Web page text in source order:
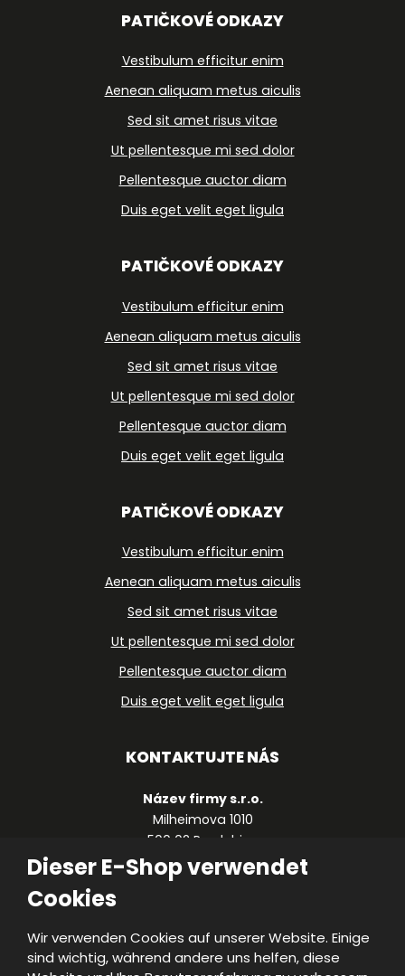
Dieser E-Shop verwendet
Cookies
Wir verwenden Cookies auf unserer Website. Einige
sind wichtig, während andere uns helfen, diese
PATIČKOVÉ ODKAZY
Vestibulum efficitur enim
Aenean aliquam metus aiculis
Sed sit amet risus vitae
Ut pellentesque mi sed dolor
Pellentesque auctor diam
Duis eget velit eget ligula
PATIČKOVÉ ODKAZY
Vestibulum efficitur enim
Aenean aliquam metus aiculis
Sed sit amet risus vitae
Ut pellentesque mi sed dolor
Pellentesque auctor diam
Duis eget velit eget ligula
PATIČKOVÉ ODKAZY
Vestibulum efficitur enim
Aenean aliquam metus aiculis
Sed sit amet risus vitae
Ut pellentesque mi sed dolor
Pellentesque auctor diam
Duis eget velit eget ligula
KONTAKTUJTE NÁS
Název firmy s.r.o.
Milheimova 1010
500 02 Pardubice
Česká republika